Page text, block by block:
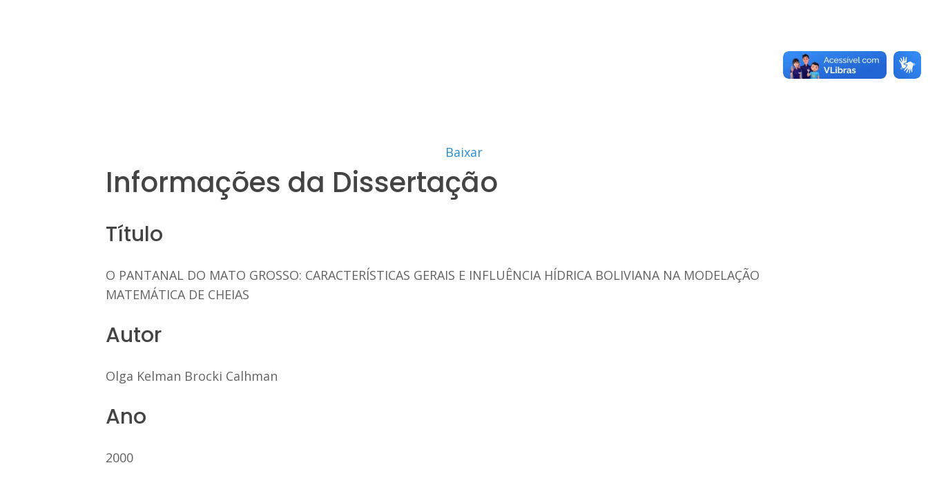
Baixar
Informações da Dissertação
Título
O PANTANAL DO MATO GROSSO: CARACTERÍSTICAS GERAIS E INFLUÊNCIA HÍDRICA BOLIVIANA NA MODELAÇÃO
MATEMÁTICA DE CHEIAS
Autor
Olga Kelman Brocki Calhman
Ano
2000